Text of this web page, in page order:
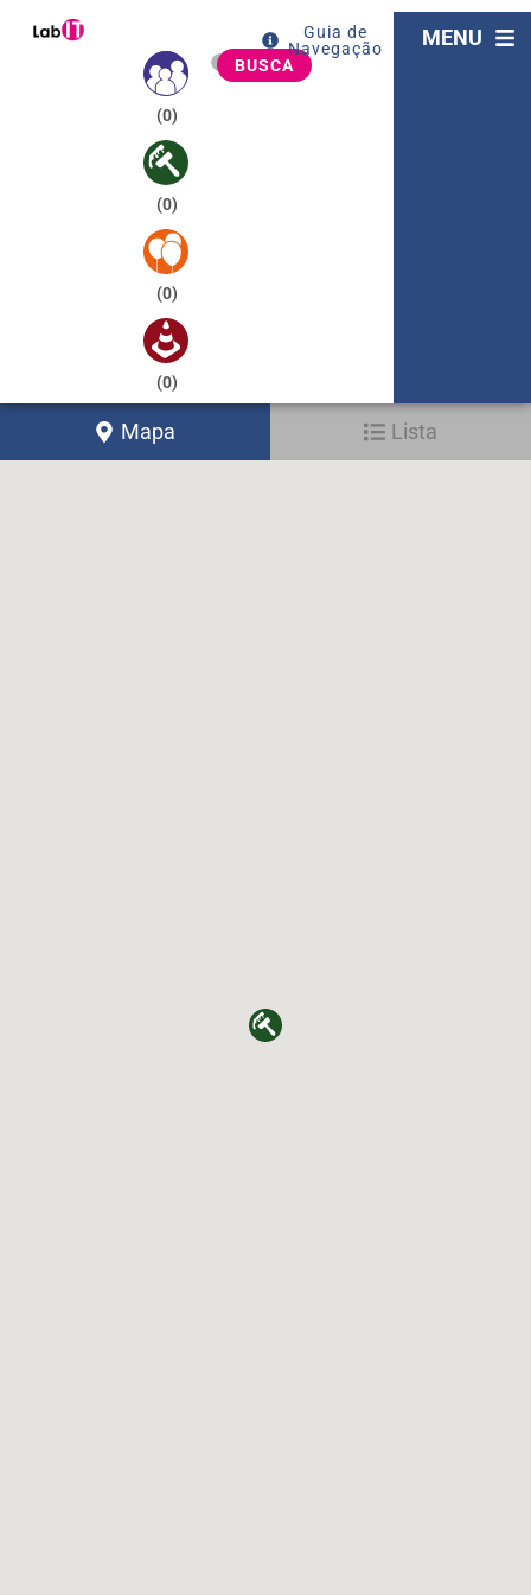
(0)
(0)
(0)
(0)
BUSCA
Guia de
Navegação
MENU
Mapa Lista